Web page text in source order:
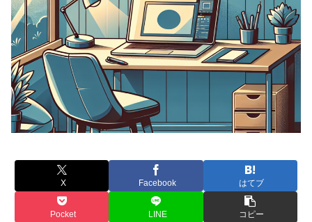
X Facebook はてブ
Pocket LINE コピー